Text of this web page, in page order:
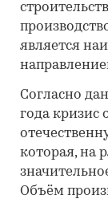
является
Согласно
года кризис
которая, на
Объём